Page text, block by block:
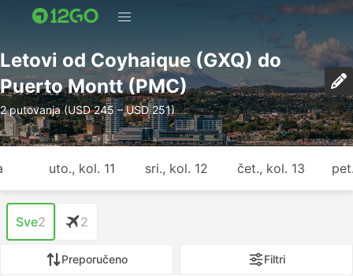
Letovi od Coyhaique (GXQ) do
Puerto Montt (PMC)
2 putovanja (USD 245 – USD 251)
uto., kol. 11 sri., kol. 12 čet., kol. 13
Sve2 2
Preporučeno Filtri